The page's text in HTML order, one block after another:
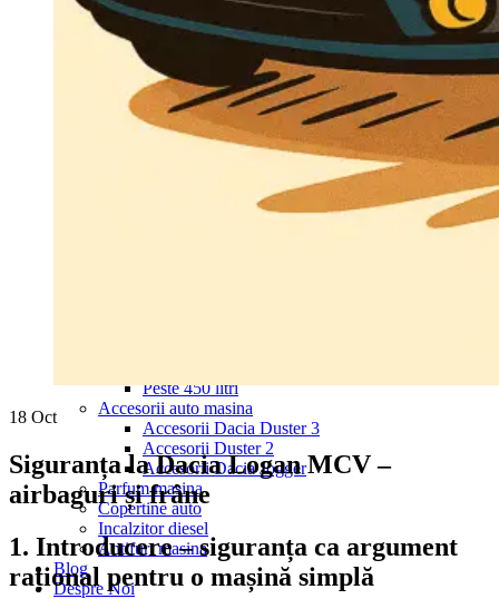
Navigație Passat B5
Navigație Passat B5 5
Navigație Passat B6
Navigație Passat B7
Navigație Passat B8
Navigație Passat CC
Skoda
Navigație Skoda Fabia 1
Navigație Skoda Fabia 2
Navigație Skoda Octavia 1
Navigație Skoda Octavia 2
Peste 450 litri
Accesorii auto masina
Accesorii Dacia Duster 3
Accesorii Duster 2
Accesorii Dacia Jogger
Parfum masina
Copertine auto
Incalzitor diesel
Antifurt masina
Blog
Despre Noi
18 Oct
Siguranța la Dacia Logan MCV –
airbaguri și frâne
1. Introducere – siguranța ca argument
rațional pentru o mașină simplă